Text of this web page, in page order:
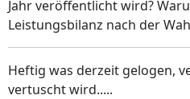
Jahr veröffentlicht wird?
Leistungsbilanz nach der
Heftig was derzeit gelogen,
vertuscht wird.....